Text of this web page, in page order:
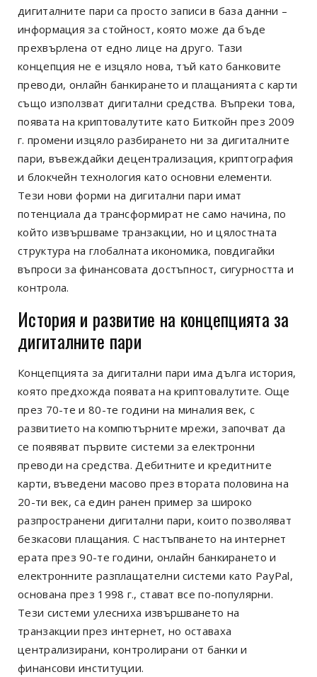
дигиталните пари са просто записи в база данни –
информация за стойност, която може да бъде
прехвърлена от едно лице на друго. Тази
концепция не е изцяло нова, тъй като банковите
преводи, онлайн банкирането и плащанията с карти
също използват дигитални средства. Въпреки това,
появата на криптовалутите като Биткойн през 2009
г. промени изцяло разбирането ни за дигиталните
пари, въвеждайки децентрализация, криптография
и блокчейн технология като основни елементи.
Тези нови форми на дигитални пари имат
потенциала да трансформират не само начина, по
който извършваме транзакции, но и цялостната
структура на глобалната икономика, повдигайки
въпроси за финансовата достъпност, сигурността и
контрола.
История и развитие на концепцията за
дигиталните пари
Концепцията за дигитални пари има дълга история,
която предхожда появата на криптовалутите. Още
през 70-те и 80-те години на миналия век, с
развитието на компютърните мрежи, започват да
се появяват първите системи за електронни
преводи на средства. Дебитните и кредитните
карти, въведени масово през втората половина на
20-ти век, са един ранен пример за широко
разпространени дигитални пари, които позволяват
безкасови плащания. С настъпването на интернет
ерата през 90-те години, онлайн банкирането и
електронните разплащателни системи като PayPal,
основана през 1998 г., стават все по-популярни.
Тези системи улесниха извършването на
транзакции през интернет, но оставаха
централизирани, контролирани от банки и
финансови институции.